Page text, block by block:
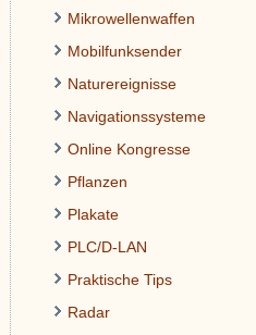
Mikrowellenwaffen
Mobilfunksender
Naturereignisse
Navigationssysteme
Online Kongresse
Pflanzen
Plakate
PLC/D-LAN
Praktische Tips
Radar